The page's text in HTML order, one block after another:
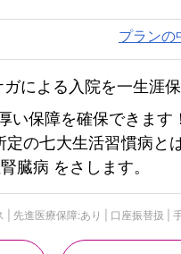
プランの
による入院を一生涯保
い保障を確保できま
定の七大生活習慣
病 をさします。
先進医療保障:あり | 口座振替扱 |